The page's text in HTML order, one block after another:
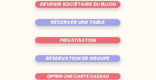
RÉSERVER UNE TABLE
OFFRIR UNE CARTE CADEAU
DEVENIR SOCIÉTAIRE DU BIJOU
RÉSERVATION DE GROUPE
PRIVATISATION